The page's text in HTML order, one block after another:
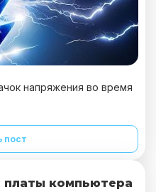
напряжения во время
пост
платы компьютера